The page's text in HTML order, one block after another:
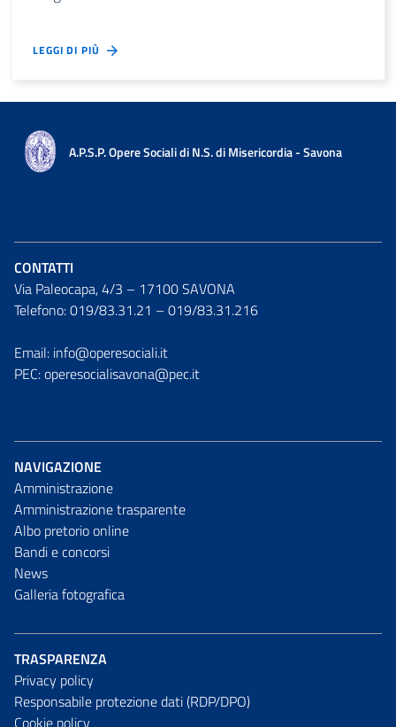
LEGGI DI PIÙ
A.P.S.P. Opere Sociali di N.S. di Misericordia - Savona
CONTATTI
Via Paleocapa, 4/3 – 17100 SAVONA
Telefono: 019/83.31.21 – 019/83.31.216
Email: info@operesociali.it
PEC: operesocialisavona@pec.it
NAVIGAZIONE
Amministrazione
Amministrazione trasparente
Albo pretorio online
Bandi e concorsi
News
Galleria fotografica
TRASPARENZA
Privacy policy
Responsabile protezione dati (RDP/DPO)
Cookie policy